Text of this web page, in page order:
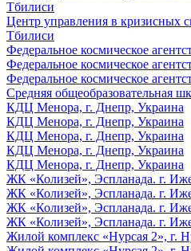
Тбилиси
Центр управления в кризисных
Тбилиси
Федеральное космическое
Федеральное космическое
Федеральное космическое
Средняя общеобразовательная
КДЦ Менора, г. Днепр, Украина
КДЦ Менора, г. Днепр, Украина
КДЦ Менора, г. Днепр, Украина
КДЦ Менора, г. Днепр, Украина
КДЦ Менора, г. Днепр, Украина
ЖК «Колизей», Эспланада. г.
ЖК «Колизей», Эспланада. г.
ЖК «Колизей», Эспланада. г.
ЖК «Колизей», Эспланада. г.
Жилой комплекс «Нурсая 2», г.